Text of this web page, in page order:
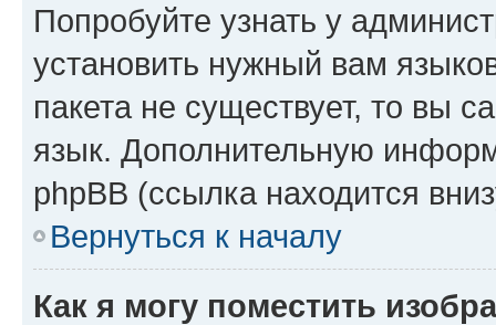
Попробуйте узнать у
установить нужный вам
пакета не существует, то вы
язык. Дополнительную
phpBB (ссылка находится
Вернуться к началу
Как я могу поместить